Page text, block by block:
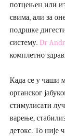
потцењен или
свима, али за
подршке
систему. Dr
комплетно
Када се у чаши
органског
стимулисати
варење,
детокс. То није